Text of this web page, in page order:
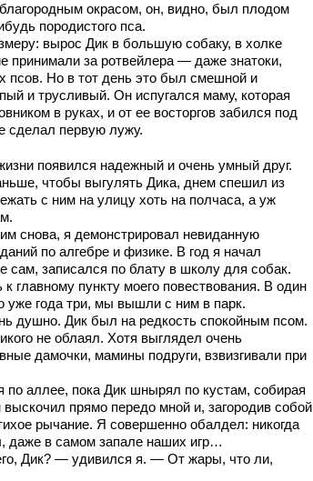
окрасом, он, видно, был плодом
породистого пса.
вырос Дик в большую собаку, в холке
принимали за ротвейлера — даже знатоки,
псов. Но в тот день это был смешной и
и трусливый. Он испугался маму, которая
в руках, и от ее восторгов забился под
сделал первую лужу.
появился надежный и очень умный друг.
чтобы выгулять Дика, днем спешил из
с ним на улицу хоть на полчаса, а уж
снова, я демонстрировал невиданную
по алгебре и физике. В год я начал
сам, записался по блату в школу для собак.
главному пункту моего повествования. В один
уже года три, мы вышли с ним в парк.
душно. Дик был на редкость спокойным псом.
не облаял. Хотя выглядел очень
дамочки, мамины подруги, взвизгивали при
аллее, пока Дик шнырял по кустам, собирая
выскочил прямо передо мной и, загородив собой
рычание. Я совершенно обалдел: никогда
даже в самом запале наших игр…
Дик? — удивился я. — От жары, что ли,